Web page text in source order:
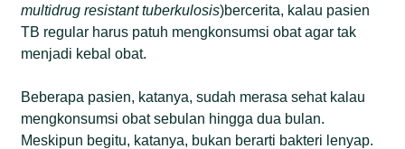
multidrug resistant tuberkulosis)bercerita, kalau pasien
TB regular harus patuh mengkonsumsi obat agar tak
menjadi kebal obat.
Beberapa pasien, katanya, sudah merasa sehat kalau
mengkonsumsi obat sebulan hingga dua bulan.
Meskipun begitu, katanya, bukan berarti bakteri lenyap.